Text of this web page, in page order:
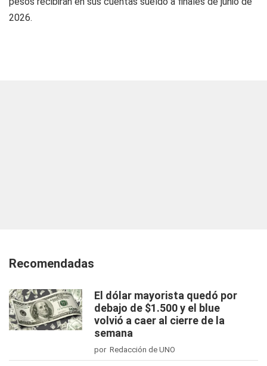
2026.
Recomendadas
El dólar mayorista quedó por
debajo de $1.500 y el blue
volvió a caer al cierre de la
semana
por Redacción de UNO